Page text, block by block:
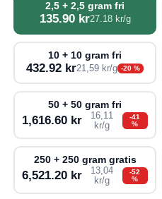
2,5 + 2,5 gram fri
135.90 kr27.18 kr/g
10 + 10 gram fri
432.92 kr21,59 kr/g -20 %
50 + 50 gram fri
1,616.60 kr
16,11
kr/g
-41
%
250 + 250 gram gratis
6,521.20 kr
13,04
kr/g
-52
%